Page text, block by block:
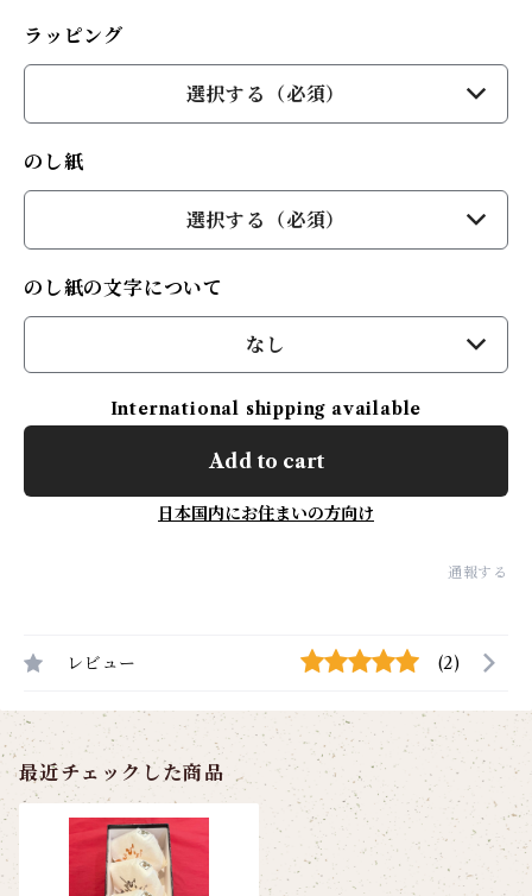
ラッピング
選択する（必須）
のし紙
選択する（必須）
のし紙の文字について
なし
International shipping available
Add to cart
日本国内にお住まいの方向け
通報する
レビュー (2)
最近チェックした商品